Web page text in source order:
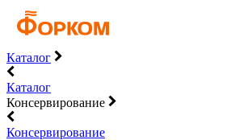
Каталог
Каталог
Консервирование
Консервирование